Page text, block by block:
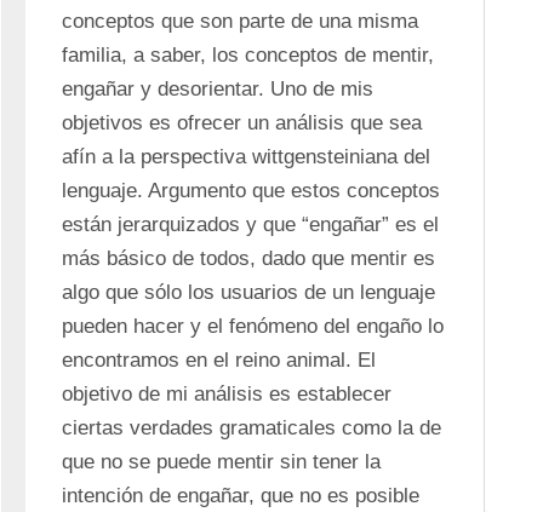
conceptos que son parte de una misma
familia, a saber, los conceptos de mentir,
engañar y desorientar. Uno de mis
objetivos es ofrecer un análisis que sea
afín a la perspectiva wittgensteiniana del
lenguaje. Argumento que estos conceptos
están jerarquizados y que “engañar” es el
más básico de todos, dado que mentir es
algo que sólo los usuarios de un lenguaje
pueden hacer y el fenómeno del engaño lo
encontramos en el reino animal. El
objetivo de mi análisis es establecer
ciertas verdades gramaticales como la de
que no se puede mentir sin tener la
intención de engañar, que no es posible